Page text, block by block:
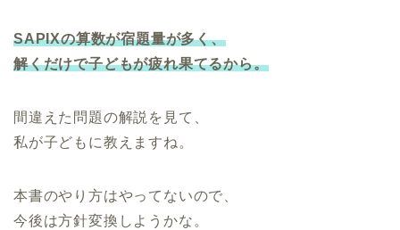
SAPIXの算数が宿題量が多く、
解くだけで子どもが疲れ果てるから。
間違えた問題の解説を見て、
私が子どもに教えますね。
本書のやり方はやってないので、
今後は方針変換しようかな。